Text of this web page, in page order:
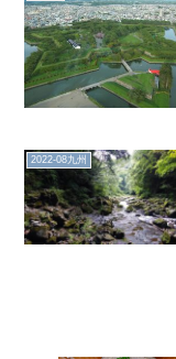
2022-08九州